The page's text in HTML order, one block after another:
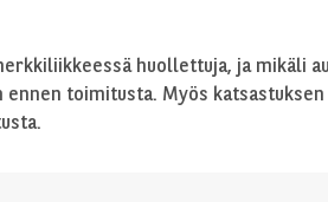
huollettuja, ja mikäli
toimitusta. Myös